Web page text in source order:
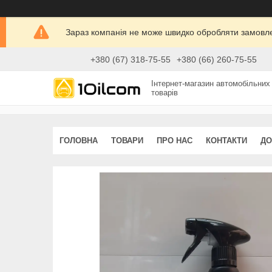
Зараз компанія не може швидко обробляти
+380 (67) 318-75-55 +380 (66) 260-75-55
Інтернет-магазин автомобільних
товарів
ГОЛОВНА ТОВАРИ ПРО НАС КОНТАКТИ